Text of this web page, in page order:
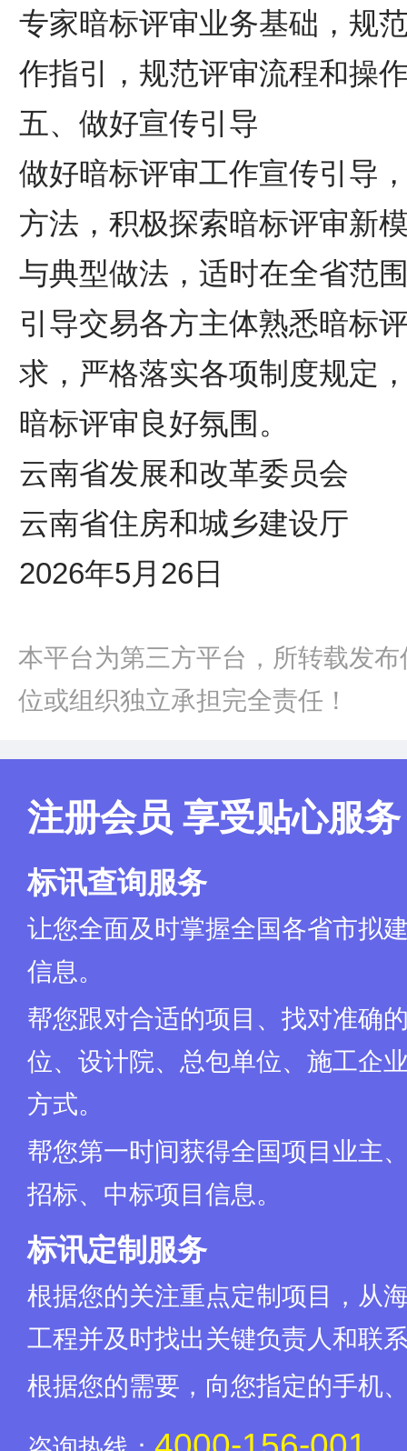
专家暗标评审业务基础，规
作指引，规范评审流程和操
五、做好宣传引导
做好暗标评审工作宣传引导
方法，积极探索暗标评审新
与典型做法，适时在全省范
引导交易各方主体熟悉暗标
求，严格落实各项制度规定
暗标评审良好氛围。
云南省发展和改革委员会
云南省住房和城乡建设厅
2026年5月26日
本平台为第三方平台，所转载发
位或组织独立承担完全责任！
注册会员 享受贴心服务
标讯查询服务
让您全面及时掌握全国各省市拟
信息。
帮您跟对合适的项目、找对准确
位、设计院、总包单位、施工企
方式。
帮您第一时间获得全国项目业主
招标、中标项目信息。
标讯定制服务
根据您的关注重点定制项目，从
工程并及时找出关键负责人和联
根据您的需要，向您指定的手机